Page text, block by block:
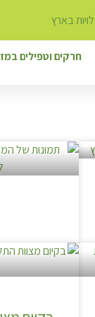
חרקים וטפילים